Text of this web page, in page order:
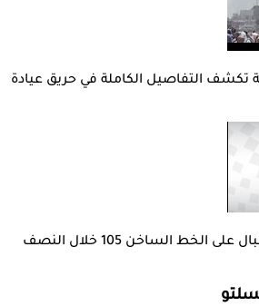
تكشف التفاصيل الكاملة في حريق عيادة
الصحة: ارتفاع الإقبال على الخط الساخن 105 خلال النصف